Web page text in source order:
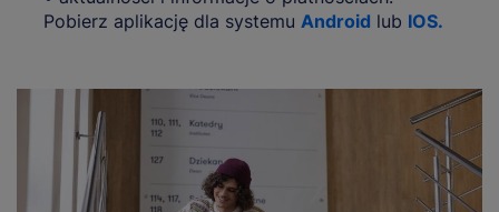
Pobierz aplikację dla systemu Android lub IOS.